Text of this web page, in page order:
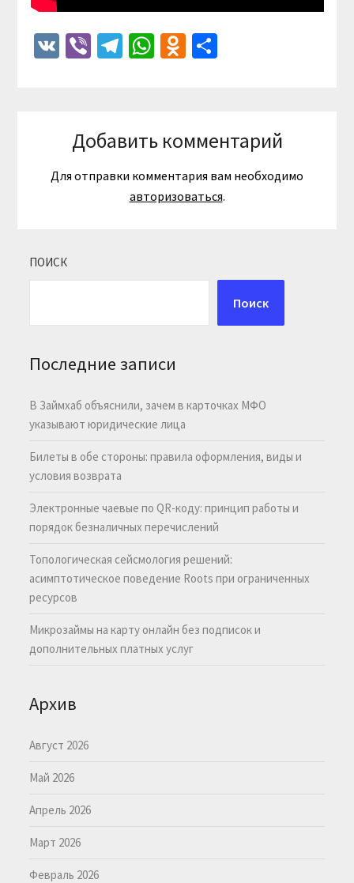
VKViberTelegram
WhatsApp
Odnoklassniki
Отправить
Добавить комментарий
Для отправки комментария вам необходимо
авторизоваться.
ПОИСК
Поиск
Последние записи
В Займхаб объяснили, зачем в карточках МФО
указывают юридические лица
Билеты в обе стороны: правила оформления, виды и
условия возврата
Электронные чаевые по QR-коду: принцип работы и
порядок безналичных перечислений
Топологическая сейсмология решений:
асимптотическое поведение Roots при ограниченных
ресурсов
Микрозаймы на карту онлайн без подписок и
дополнительных платных услуг
Архив
Август 2026
Май 2026
Апрель 2026
Март 2026
Февраль 2026